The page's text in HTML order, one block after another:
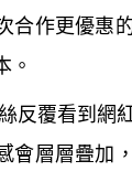
合作更優惠
。
反覆看到網
會層層疊加